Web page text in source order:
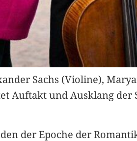
Sachs (Violine),
Auftakt und Ausklang der
der Epoche der